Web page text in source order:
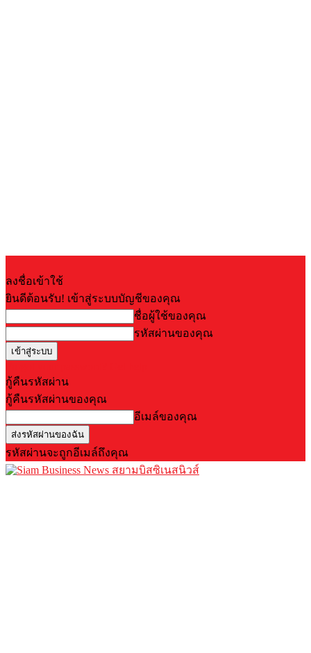
ลงชื่อเข้าใช้
ยินดีต้อนรับ! เข้าสู่ระบบบัญชีของคุณ
ชื่อผู้ใช้ของคุณ
รหัสผ่านของคุณ
กู้คืนรหัสผ่าน
กู้คืนรหัสผ่านของคุณ
อีเมล์ของคุณ
รหัสผ่านจะถูกอีเมล์ถึงคุณ
สยามบิสซิเนสนิวส์